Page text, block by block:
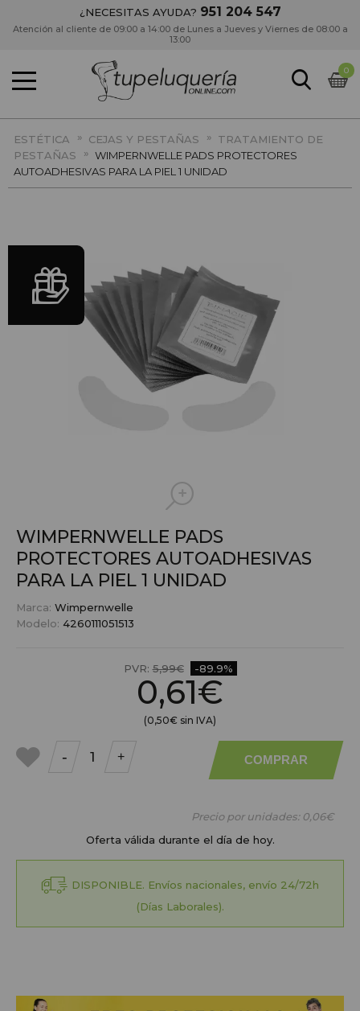
¿NECESITAS AYUDA? 951 204 547
Atención al cliente de 09:00 a 14:00 de Lunes a Jueves y Viernes de 08:00 a
13:00
0
ESTÉTICA » CEJAS Y PESTAÑAS » TRATAMIENTO DE
PESTAÑAS
» WIMPERNWELLE PADS PROTECTORES
AUTOADHESIVAS PARA LA PIEL 1 UNIDAD
WIMPERNWELLE PADS
PROTECTORES AUTOADHESIVAS
PARA LA PIEL 1 UNIDAD
Marca: Wimpernwelle
Modelo: 4260111051513
PVR:5,99€ -89.9%
0,61€
(0,50€ sin IVA)
- + COMPRAR
Precio por unidades: 0,06€
Oferta válida durante el día de hoy.
DISPONIBLE. Envíos nacionales, envío 24/72h
(Días Laborales).